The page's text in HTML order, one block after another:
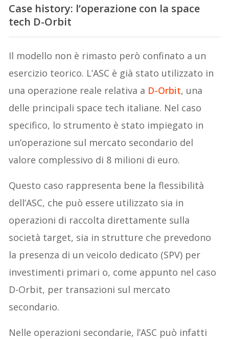
Case history: l’operazione con la space
tech D-Orbit
Il modello non è rimasto però confinato a un
esercizio teorico. L’ASC è già stato utilizzato in
una operazione reale relativa a D-Orbit, una
delle principali space tech italiane. Nel caso
specifico, lo strumento è stato impiegato in
un’operazione sul mercato secondario del
valore complessivo di 8 milioni di euro.
Questo caso rappresenta bene la flessibilità
dell’ASC, che può essere utilizzato sia in
operazioni di raccolta direttamente sulla
società target, sia in strutture che prevedono
la presenza di un veicolo dedicato (SPV) per
investimenti primari o, come appunto nel caso
D-Orbit, per transazioni sul mercato
secondario.
Nelle operazioni secondarie, l’ASC può infatti